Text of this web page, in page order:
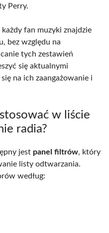
Perry.
fan muzyki znajdzie
bez względu na
tych zestawień
się aktualnymi
na ich zaangażowanie i
w liście
radia?
jest panel filtrów, który
listy odtwarzania.
według: